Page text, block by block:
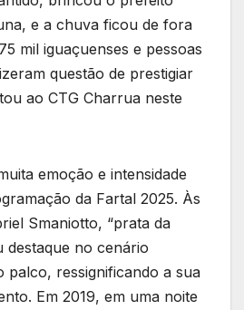
e a chuva ficou de fora
mil iguaçuenses e pessoas
questão de prestigiar
ao CTG Charrua neste
emoção e intensidade
da Fartal 2025. Às
Smaniotto, “prata da
destaque no cenário
palco, ressignificando a sua
Em 2019, em uma noite